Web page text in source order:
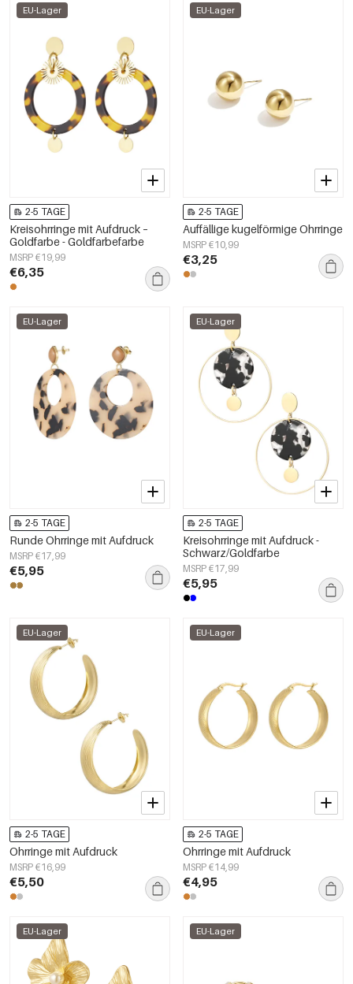
EU-Lager
2-5 TAGE
Kreisohrringe mit Aufdruck –
Goldfarbe - Goldfarbefarbe
MSRP €19,99
€6,35
EU-Lager
2-5 TAGE
Auffällige kugelförmige Ohrringe
MSRP €10,99
€3,25
EU-Lager
2-5 TAGE
Runde Ohrringe mit Aufdruck
MSRP €17,99
€5,95
EU-Lager
2-5 TAGE
Kreisohrringe mit Aufdruck -
Schwarz/Goldfarbe
MSRP €17,99
€5,95
EU-Lager
2-5 TAGE
Ohrringe mit Aufdruck
MSRP €16,99
€5,50
EU-Lager
2-5 TAGE
Ohrringe mit Aufdruck
MSRP €14,99
€4,95
EU-Lager EU-Lager